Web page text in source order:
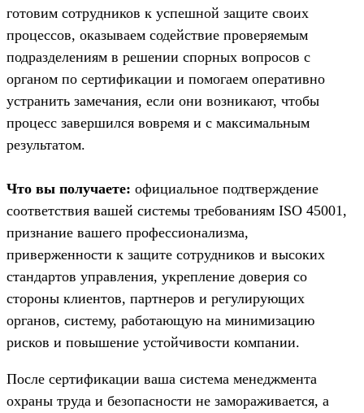
готовим сотрудников к успешной защите своих
процессов, оказываем содействие проверяемым
подразделениям в решении спорных вопросов с
органом по сертификации и помогаем оперативно
устранить замечания, если они возникают, чтобы
процесс завершился вовремя и с максимальным
результатом.
Что вы получаете: официальное подтверждение
соответствия вашей системы требованиям ISO 45001,
признание вашего профессионализма,
приверженности к защите сотрудников и высоких
стандартов управления, укрепление доверия со
стороны клиентов, партнеров и регулирующих
органов, систему, работающую на минимизацию
рисков и повышение устойчивости компании.
После сертификации ваша система менеджмента
охраны труда и безопасности не замораживается, а